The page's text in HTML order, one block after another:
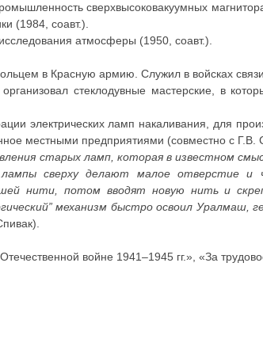
сверхвысоковакуумных
(1984, соавт.).
атмосферы (1950, соавт.).
в Красную армию. Служил в войсках
стеклодувные мастерские, в
электрических ламп накаливания, для
местными предприятиями (совместно с Г.В.
старых ламп, которая в известном
сверху делают малое отверстие и
нити, потом вводят новую нить и
механизм быстро освоил Уралмаш,
войне 1941–1945 гг.», «За